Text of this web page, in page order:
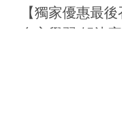
【獨家優惠最
自主學習 解決